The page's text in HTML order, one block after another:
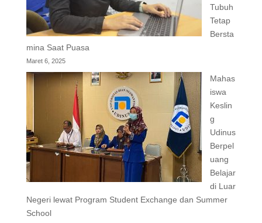
Tubuh
Tetap
Bersta
mina Saat Puasa
Maret 6, 2025
Mahas
iswa
Keslin
g
Udinus
Berpel
uang
Belajar
di Luar
Negeri lewat Program Student Exchange dan Summer
School